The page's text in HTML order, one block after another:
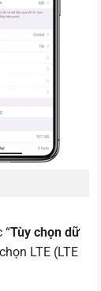
“Tùy chọn dữ
LTE (LTE